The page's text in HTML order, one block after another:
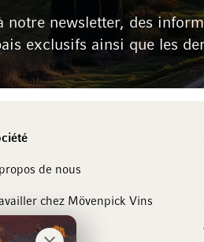
notre newsletter, des
exclusifs ainsi que les
de nous
chez Mövenpick Vins